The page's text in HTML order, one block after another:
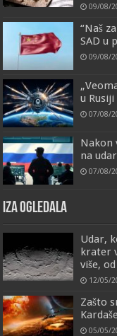
09/08/
“Naš
SAD u
09/08/
u Rusiji
07/08/
Nakon
na
07/08/
IZA OGLEDALA
Udar,
krater
više,
12/05/
Zašto
05/05/